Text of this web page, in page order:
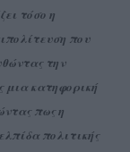
τόσο η
που
την
μια κατηφορική
πως η
πολιτικής